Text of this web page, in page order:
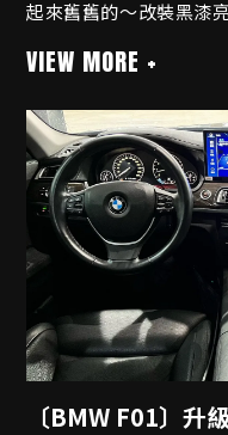
起來舊舊的～改裝黑漆
〔BMW F01〕升